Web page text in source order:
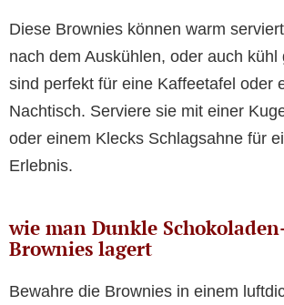
Diese Brownies können warm
nach dem Auskühlen, oder auch kühl
sind perfekt für eine Kaffeetafel oder
Nachtisch. Serviere sie mit einer
oder einem Klecks Schlagsahne für
Erlebnis.
wie man Dunkle
Brownies lagert
Bewahre die Brownies in einem